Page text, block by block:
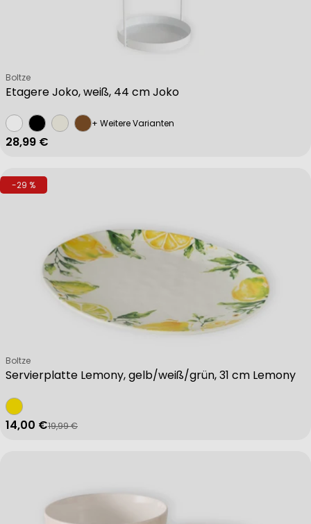
Etagere Joko, weiß, 44 cm Joko
Verkäufer:
Boltze
+ Weitere Varianten
Regulärer Preis
28,99 €
-29 %
Servierplatte Lemony, gelb/weiß/grün, 31 cm Lemony
Verkäufer:
Boltze
Verkaufspreis
14,00 €
Regulärer Preis
19,99 €